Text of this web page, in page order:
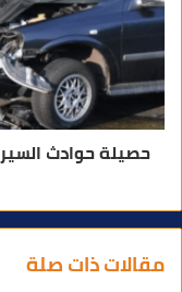
مقالات ذات صلة